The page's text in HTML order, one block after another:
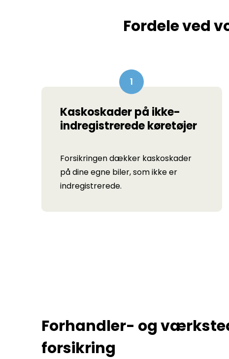
Fordele ved
Kaskoskader på ikke-
indregistrerede køretøjer
Forsikringen dækker kaskoskader
på dine egne biler, som ikke er
indregistrerede.
Forhandler- og
forsikring